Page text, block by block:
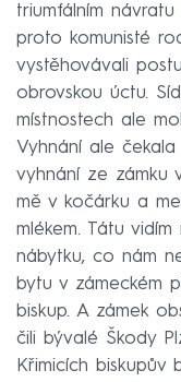
triumfálním návratu
proto komunisté
vystěhovávali
obrovskou úctu.
místnostech ale
Vyhnání ale
vyhnání ze zámku
mě v kočárku a
mlékem. Tátu
nábytku, co nám
bytu v zámeckém
biskup. A zámek
čili bývalé Škody
Křimicích biskupův